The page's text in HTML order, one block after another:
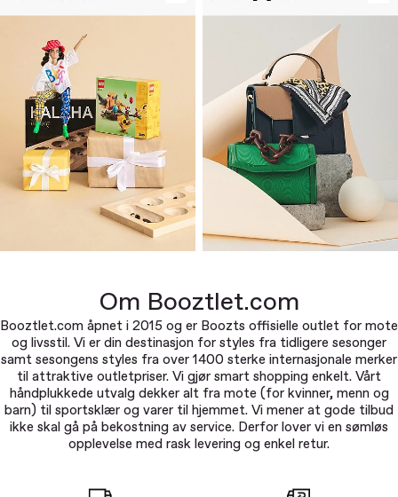
Om Booztlet.com
Booztlet.com åpnet i 2015 og er Boozts offisielle outlet for mote
og livsstil. Vi er din destinasjon for styles fra tidligere sesonger
samt sesongens styles fra over 1400 sterke internasjonale merker
til attraktive outletpriser. Vi gjør smart shopping enkelt. Vårt
håndplukkede utvalg dekker alt fra mote (for kvinner, menn og
barn) til sportsklær og varer til hjemmet. Vi mener at gode tilbud
ikke skal gå på bekostning av service. Derfor lover vi en sømløs
opplevelse med rask levering og enkel retur.